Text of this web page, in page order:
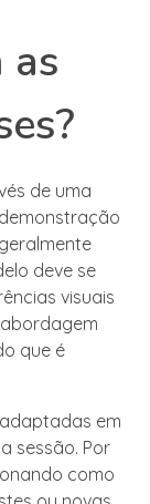
as
de uma
deve se
visuais
que é
em
sessão. Por
como